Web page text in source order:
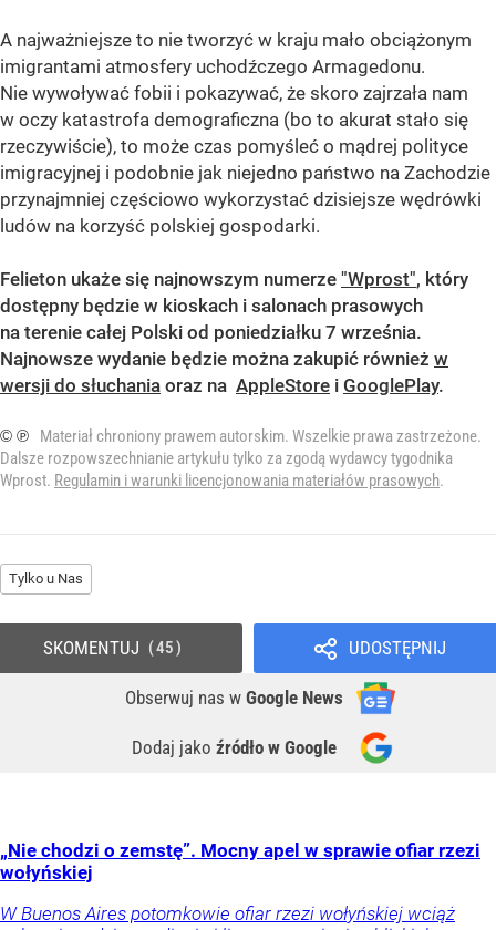
A najważniejsze to nie tworzyć w kraju mało obciążonym
imigrantami atmosfery uchodźczego Armagedonu.
Nie wywoływać fobii i pokazywać, że skoro zajrzała nam
w oczy katastrofa demograficzna (bo to akurat stało się
rzeczywiście), to może czas pomyśleć o mądrej polityce
imigracyjnej i podobnie jak niejedno państwo na Zachodzie
przynajmniej częściowo wykorzystać dzisiejsze wędrówki
ludów na korzyść polskiej gospodarki.
Felieton ukaże się najnowszym numerze "Wprost", który
dostępny będzie w kioskach i salonach prasowych
na terenie całej Polski od poniedziałku 7 września.
Najnowsze wydanie będzie można zakupić również w
wersji do słuchania oraz na AppleStore i GooglePlay.
© ℗
Materiał chroniony prawem autorskim. Wszelkie prawa zastrzeżone.
Dalsze rozpowszechnianie artykułu tylko za zgodą wydawcy tygodnika
Wprost. Regulamin i warunki licencjonowania materiałów prasowych.
Tylko u Nas
UDOSTĘPNIJ
Obserwuj nas w Google News
Dodaj jako źródło w Google
SKOMENTUJ 45
„Nie chodzi o zemstę”. Mocny apel w sprawie ofiar rzezi
wołyńskiej
W Buenos Aires potomkowie ofiar rzezi wołyńskiej wciąż